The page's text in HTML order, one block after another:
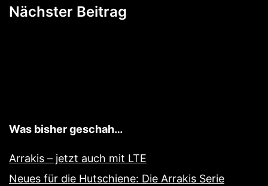
Nächster Beitrag
Was bisher geschah…
Arrakis – jetzt auch mit LTE
Neues für die Hutschiene: Die Arrakis Serie